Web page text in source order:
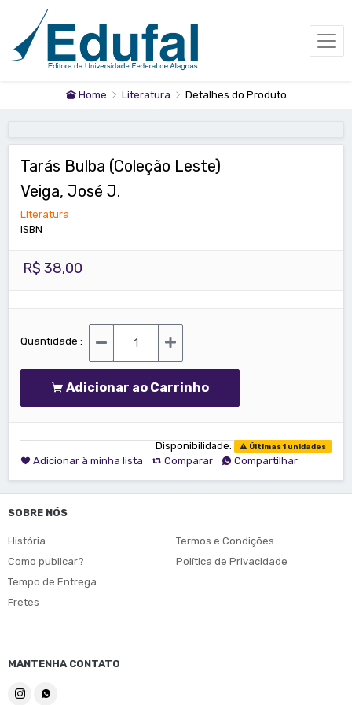
Home Literatura Detalhes do Produto
Tarás Bulba (Coleção Leste)
Veiga, José J.
Literatura
ISBN
R$ 38,00
Quantidade :
Adicionar ao Carrinho
Disponibilidade: Últimas 1 unidades
Adicionar à minha lista Comparar Compartilhar
SOBRE NÓS
História
Como publicar?
Tempo de Entrega
Fretes
Termos e Condições
Política de Privacidade
MANTENHA CONTATO